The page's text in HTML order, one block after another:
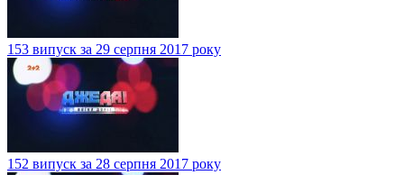
153 випуск за 29 серпня 2017 року
152 випуск за 28 серпня 2017 року